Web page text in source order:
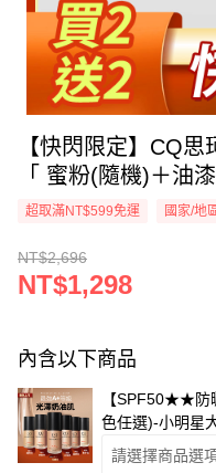
【快閃限定】CQ
「 蜜粉(隨機)＋油
超取滿NT$599免運 國家/地
NT$2,696
NT$1,298
內含以下商品
【SPF50★★防
色任選)-小明星
請選擇商品選